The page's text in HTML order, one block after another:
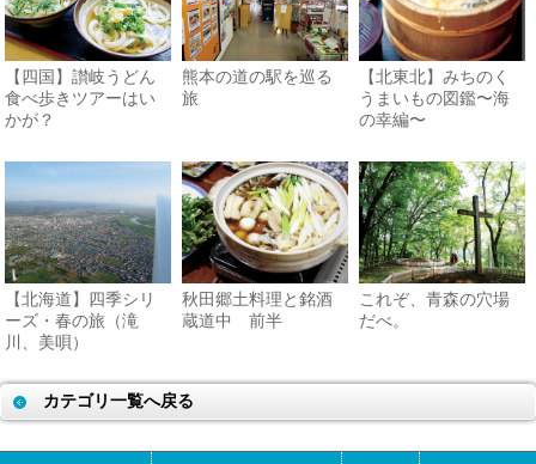
【四国】讃岐うどん
食べ歩きツアーはい
かが？
熊本の道の駅を巡る
旅
【北東北】みちのく
うまいもの図鑑〜海
の幸編〜
【北海道】四季シリ
ーズ・春の旅（滝
川、美唄）
秋田郷土料理と銘酒
蔵道中 前半
これぞ、青森の穴場
だべ。
カテゴリ一覧へ戻る